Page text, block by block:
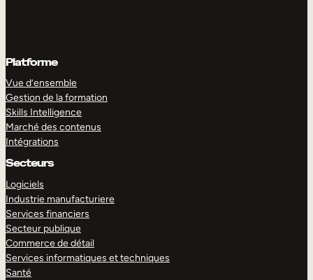
Platforme
Vue d’ensemble
Gestion de la formation
Skills Intelligence
Marché des contenus
Intégrations
Secteurs
Logiciels
Industrie manufacturiere
Services financiers
Secteur publique
Commerce de détail
Services informatiques et techniques
Santé